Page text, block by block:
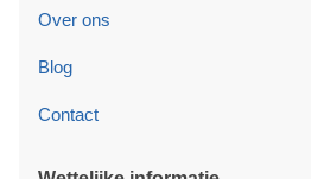
Over ons
Blog
Contact